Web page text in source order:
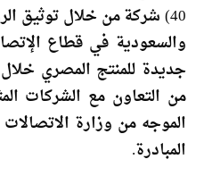
40) شركة من خلال توثيق
والسعودية في قطاع
جديدة للمنتج المصري خلال
من التعاون مع الشركات
الموجه من وزارة
المبادرة.